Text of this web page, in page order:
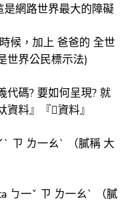
網路世界最大的障礙
候，加上 爸爸的 全世
世界公民標示法)
代碼? 要如何呈現? 就
料』『𡙒資料』
ˋ ㄗ ㄌ一ㄠˋ （膩稱 大
ㄅ一ˇ ㄗ ㄌ一ㄠˋ （膩